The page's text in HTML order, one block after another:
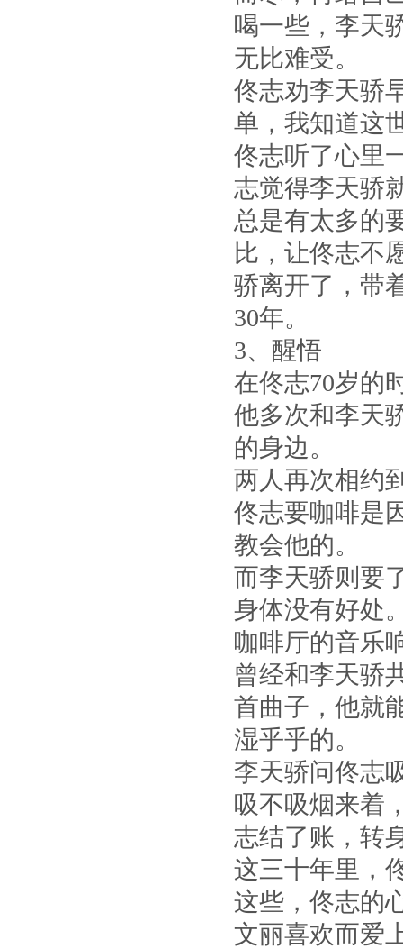
喝一些，李天
无比难受。
佟志劝李天骄
单，我知道这
佟志听了心里
志觉得李天骄
总是有太多的
比，让佟志不
骄离开了，带
30年。
3、醒悟
在佟志70岁的
他多次和李天
的身边。
两人再次相约
佟志要咖啡是
教会他的。
而李天骄则要
身体没有好处
咖啡厅的音乐
曾经和李天骄
首曲子，他就
湿乎乎的。
李天骄问佟志
吸不吸烟来着
志结了账，转
这三十年里，
这些，佟志的
文丽喜欢而爱